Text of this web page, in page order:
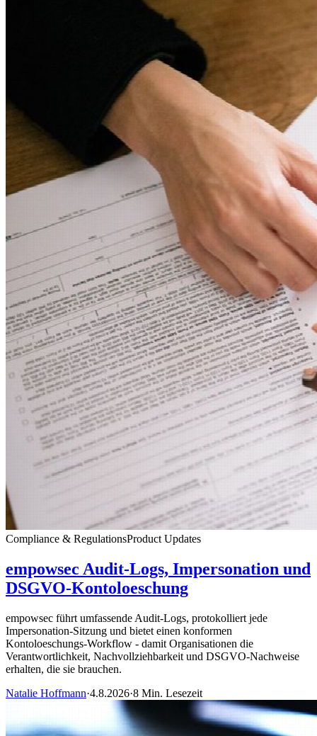
Compliance & RegulationsProduct Updates
empowsec Audit-Logs, Impersonation und
DSGVO-Kontoloeschung
empowsec führt umfassende Audit-Logs, protokolliert jede
Impersonation-Sitzung und bietet einen konformen
Kontoloeschungs-Workflow - damit Organisationen die
Verantwortlichkeit, Nachvollziehbarkeit und DSGVO-Nachweise
erhalten, die sie brauchen.
Natalie Hoffmann·4.8.2026·8 Min. Lesezeit